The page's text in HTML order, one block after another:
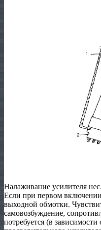
Налаживание усилителя
Если при первом
выходной обмотки.
самовозбуждение,
потребуется (в